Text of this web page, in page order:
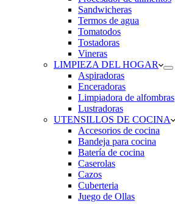
Sandwicheras
Termos de agua
Tomatodos
Tostadoras
Vineras
LIMPIEZA DEL HOGAR
Aspiradoras
Enceradoras
Limpiadora de alfombras
Lustradoras
UTENSILLOS DE COCINA
Accesorios de cocina
Bandeja para cocina
Batería de cocina
Caserolas
Cazos
Cuberteria
Juego de Ollas